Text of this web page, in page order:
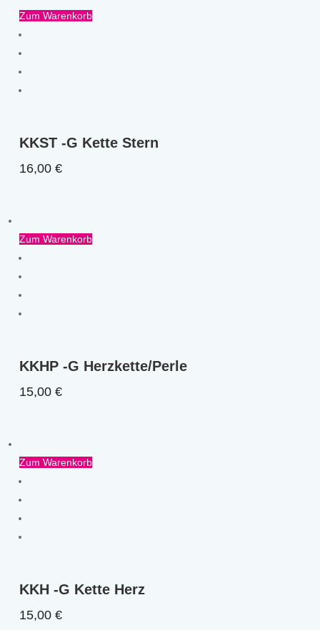
Zum Warenkorb
KKST -G Kette Stern
16,00€
Zum Warenkorb
KKHP -G Herzkette/Perle
15,00€
Zum Warenkorb
KKH -G Kette Herz
15,00€